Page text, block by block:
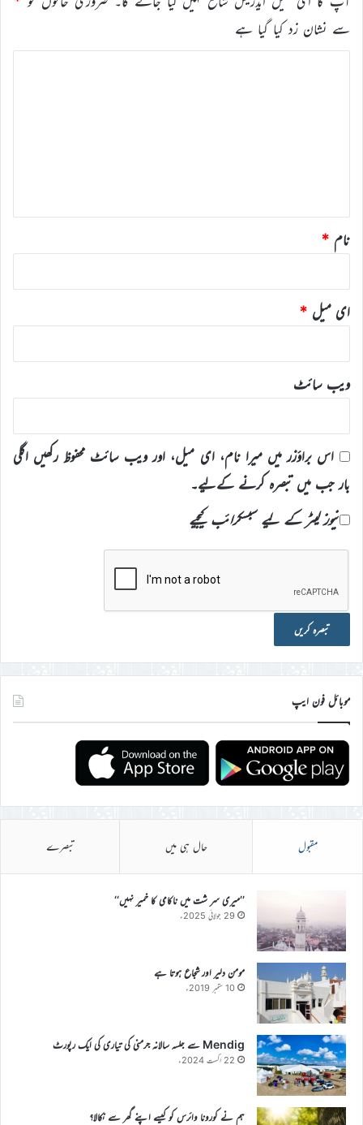
سے نشان زد کیا گیا ہے
نام *
ای میل *
ویب‌ سائٹ
اس براؤزر میں میرا نام، ای میل، اور ویب سائٹ محفوظ رکھیں اگلی
بار جب میں تبصرہ کرنے کےلیے۔
نیوز لیٹر کے لیے سبسکرائب کیجیے
موبائل فون ایپ
مقبول حال ہی میں تبصرے
’’میری سر شت میں ناکامی کا خمیر نہیں‘‘
29 جولائی 2025ء
مومن دلیر اور شجاع ہوتا ہے
10 ستمبر 2019ء
Mendig سے جلسہ سالانہ جرمنی کی تیاری کی ایک رپورٹ
22 اگست 2024ء
ہم نے کورونا وائرس کو کیسے اپنے گھر سے نکالا؟